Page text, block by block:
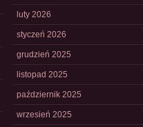
luty 2026
styczeń 2026
grudzień 2025
listopad 2025
październik 2025
wrzesień 2025